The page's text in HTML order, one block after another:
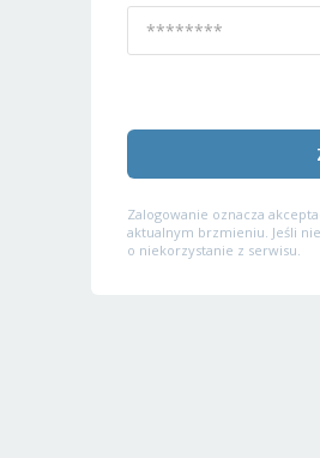
Zalogowanie oznacza
aktualnym brzmieniu. Jeśli
o niekorzystanie z serwisu.